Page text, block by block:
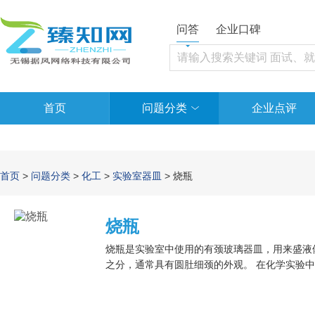
问答 企业口碑
首页 问题分类 企业点评
首页 > 问题分类 > 化工 > 实验室器皿 > 烧瓶
烧瓶
烧瓶是实验室中使用的有颈玻璃器皿，用来盛
之分，通常具有圆肚细颈的外观。 在化学实验